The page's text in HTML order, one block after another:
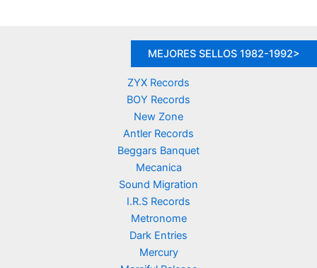
MEJORES SELLOS 1982-1992>
ZYX Records
BOY Records
New Zone
Antler Records
Beggars Banquet
Mecanica
Sound Migration
I.R.S Records
Metronome
Dark Entries
Mercury